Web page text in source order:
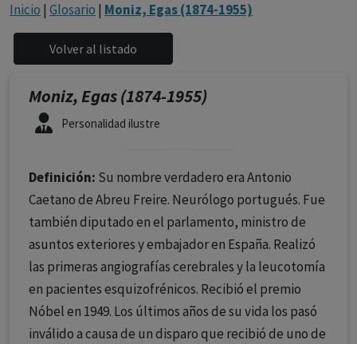
fármacos se facilita a título meramente informativo,
siendo responsabilidad de los profesionales
facultados prescribir medicamentos y decidir, en cada
caso concreto, el tratamiento más adecuado a las
necesidades del paciente.
Inicio | Glosario | Moniz, Egas (1874-1955)
Moniz, Egas (1874-1955)
Personalidad ilustre
Definición: Su nombre verdadero era Antonio
Caetano de Abreu Freire. Neurólogo portugués. Fue
también diputado en el parlamento, ministro de
asuntos exteriores y embajador en España. Realizó
las primeras angiografías cerebrales y la leucotomía
en pacientes esquizofrénicos. Recibió el premio
Nóbel en 1949. Los últimos años de su vida los pasó
inválido a causa de un disparo que recibió de uno de